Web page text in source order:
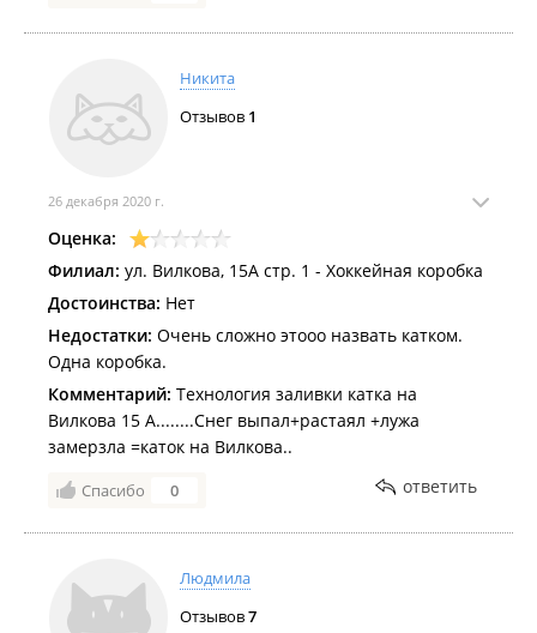
Никита
Отзывов 1
26 декабря 2020 г.
Оценка:
Филиал: ул. Вилкова, 15А стр. 1 - Хоккейная коробка
Достоинства: Нет
Недостатки: Очень сложно этооо назвать катком.
Одна коробка.
Комментарий: Технология заливки катка на
Вилкова 15 А........Снег выпал+растаял +лужа
замерзла =каток на Вилкова..
Спасибо 0 ответить
Людмила
Отзывов7